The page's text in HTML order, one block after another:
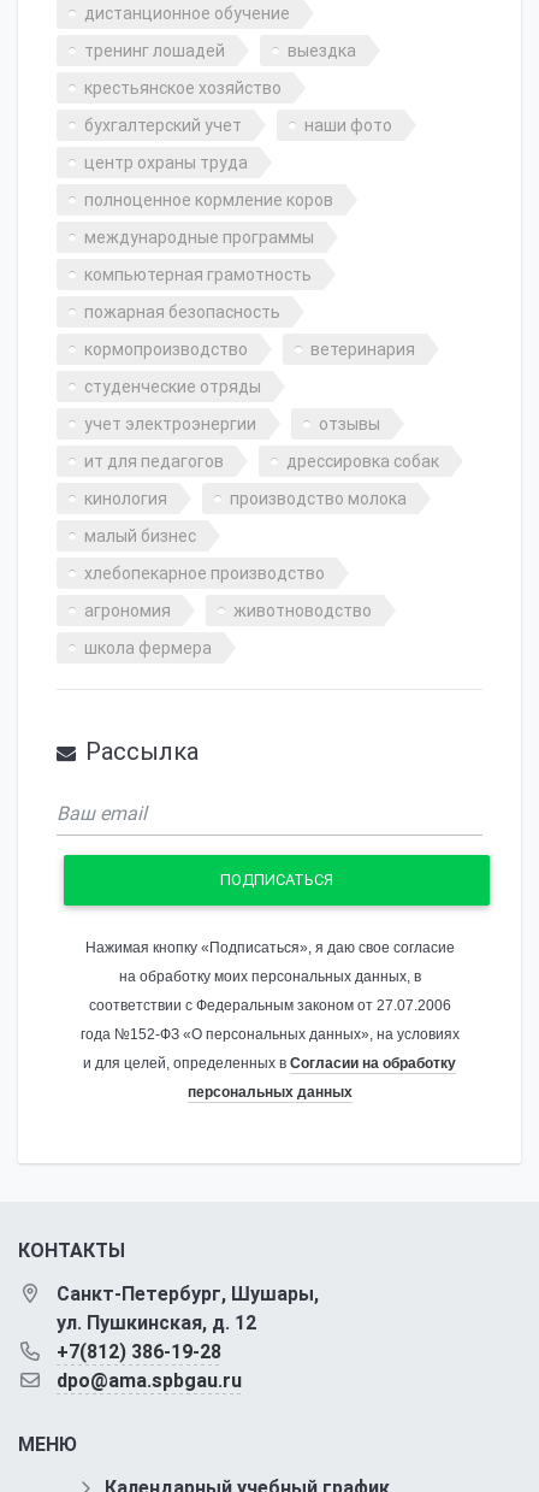
дистанционное обучение
тренинг лошадей
выездка
крестьянское хозяйство
бухгалтерский учет
наши фото
центр охраны труда
полноценное кормление коров
международные программы
компьютерная грамотность
пожарная безопасность
кормопроизводство
ветеринария
студенческие отряды
учет электроэнергии
отзывы
ит для педагогов
дрессировка собак
кинология
производство молока
малый бизнес
хлебопекарное производство
агрономия
животноводство
школа фермера
Рассылка
ПОДПИСАТЬСЯ
Нажимая кнопку «Подписаться», я даю свое согласие
на обработку моих персональных данных, в
соответствии с Федеральным законом от 27.07.2006
года №152-ФЗ «О персональных данных», на условиях
и для целей, определенных в Согласии на обработку
персональных данных
КОНТАКТЫ
Санкт-Петербург, Шушары,
ул. Пушкинская, д. 12
+7(812) 386-19-28
dpo@ama.spbgau.ru
МЕНЮ